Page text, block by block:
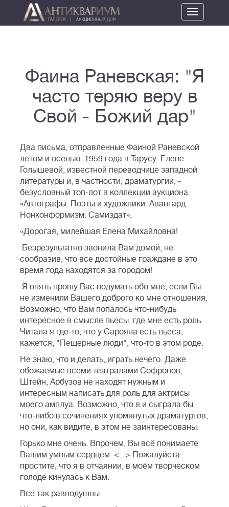
Toggle
navigation
Фаина Раневская: "Я
часто теряю веру в
Свой - Божий дар"
Два письма, отправленные Фаиной Раневской
летом и осенью 1959 года в Тарусу Елене
Голышевой, известной переводчице западной
литературы и, в частности, драматургии, -
безусловный топ-лот в коллекции аукциона
«Автографы. Поэты и художники. Авангард.
Нонконформизм. Самиздат».
«Дорогая, милейшая Елена Михайловна!
Безрезультатно звонила Вам домой, не
сообразив, что все достойные граждане в это
время года находятся за городом!
Я опять прошу Вас подумать обо мне, если Вы
не изменили Вашего доброго ко мне отношения.
Возможно, что Вам попалось что-нибудь
интересное в смысле пьесы, где мне есть роль.
Читала я где-то, что у Сарояна есть пьеса,
кажется, "Пещерные люди", что-то в этом роде.
Не знаю, что и делать, играть нечего. Даже
обожаемые всеми театралами Софронов,
Штейн, Арбузов не находят нужным и
интересным написать для роль для актрисы
моего амплуа. Возможно, что я и сыграла бы
что-либо в сочинениях упомянутых драматургов,
но они, как видите, в этом не заинтересованы.
Горько мне очень. Впрочем, Вы всё понимаете
Вашим умным сердцем. <...> Пожалуйста
простите, что я в отчаянии, в моём творческом
голоде кинулась к Вам.
Все так равнодушны.